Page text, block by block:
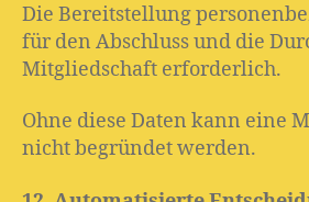
Die Bereitstellung
für den Abschluss und die
Mitgliedschaft erforderlich.
Ohne diese Daten kann eine
nicht begründet werden.